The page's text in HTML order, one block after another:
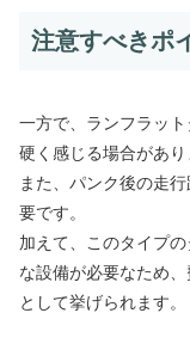
注意すべきポ
一方で、ランフラッ
硬く感じる場合があり
また、パンク後の走
要です。
加えて、このタイプ
な設備が必要なため
として挙げられます。